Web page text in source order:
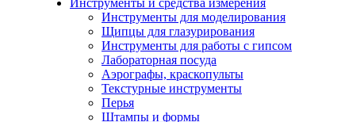
Инструменты и средства измерения
Инструменты для моделирования
Щипцы для глазурирования
Инструменты для работы с гипсом
Лабораторная посуда
Аэрографы, краскопульты
Текстурные инструменты
Перья
Штампы и формы